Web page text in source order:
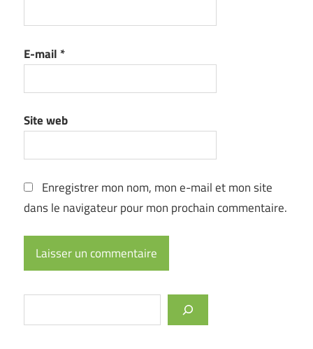
E-mail *
Site web
Enregistrer mon nom, mon e-mail et mon site
dans le navigateur pour mon prochain commentaire.